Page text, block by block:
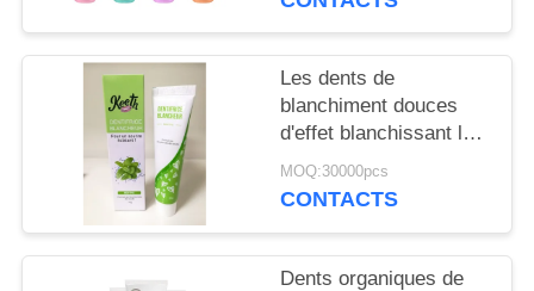
DE
PROTECTION
PRIVÉE
Les dents de
blanchiment douces
d'effet blanchissant le
soin oral de pâtes
dentifrices
dentaires
MOQ:30000pcs
CONTACTS
Dents organiques de